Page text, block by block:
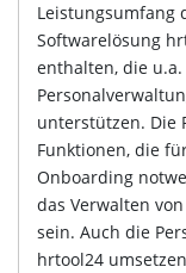
Leistungsumfang
Softwarelösung
enthalten, die
unterstützen. Die
Funktionen, die
Onboarding
das Verwalten
sein. Auch die
hrtool24